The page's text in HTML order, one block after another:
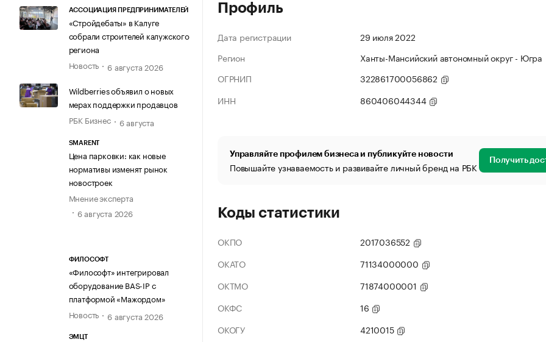
АССОЦИАЦИЯ ПРЕДПРИНИМАТЕЛЕЙ
«Стройдебаты» в Калуге
собрали строителей калужского
региона
Новость
6 августа 2026
Wildberries объявил о новых
мерах поддержки продавцов
РБК Бизнес
6 августа
SMARENT
Цена парковки: как новые
нормативы изменят рынок
новостроек
Мнение эксперта
6 августа 2026
ФИЛОСОФТ
«Философт» интегрировал
оборудование BAS-IP с
платформой «Мажордом»
Новость
6 августа 2026
ЭМЦТ
Профиль
Дата регистрации
29 июля 2022
Регион
Ханты-Мансийский автономный округ - Югра
ОГРНИП
322861700056862
ИНН
860406044344
Управляйте профилем бизнеса и публикуйте новости
Повышайте узнаваемость и развивайте личный бренд на РБК Получить
Коды статистики
ОКПО
2017036552
ОКАТО
71134000000
ОКТМО
71874000001
ОКФС
16
ОКОГУ
4210015